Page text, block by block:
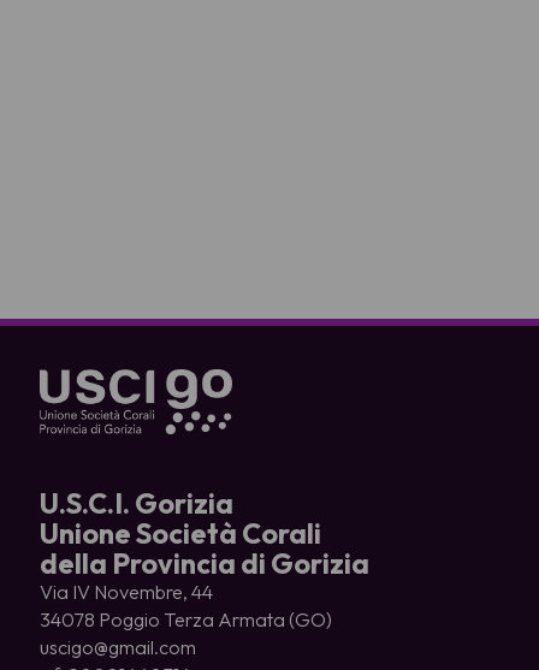
U.S.C.I. Gorizia
Unione Società Corali
della Provincia di Gorizia
Via IV Novembre, 44
34078 Poggio Terza Armata (GO)
uscigo@gmail.com